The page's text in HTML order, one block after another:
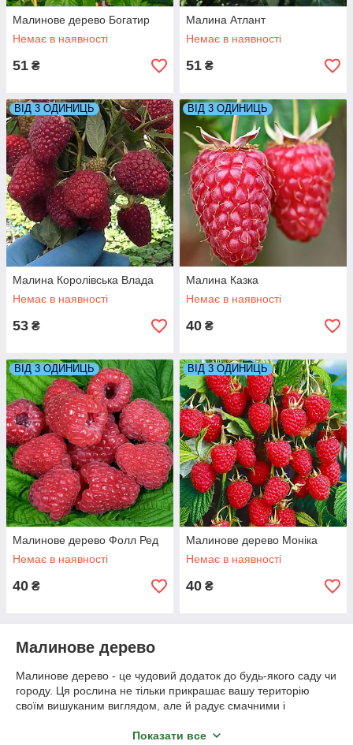
Малинове дерево Богатир
Немає в наявності
51 ₴
Малина Атлант
Немає в наявності
51 ₴
ВІД 3 ОДИНИЦЬ
Малина Королівська Влада
Немає в наявності
53 ₴
ВІД 3 ОДИНИЦЬ
Малина Казка
Немає в наявності
40 ₴
ВІД 3 ОДИНИЦЬ
Малинове дерево Фолл Ред
Немає в наявності
40 ₴
ВІД 3 ОДИНИЦЬ
Малинове дерево Моніка
Немає в наявності
40 ₴
Малинове дерево
Малинове дерево - це чудовий додаток до будь-якого саду чи
городу. Ця рослина не тільки прикрашає вашу територію
своїм вишуканим виглядом, але й радує смачними і
магазині - це легко та зручно. Замовити саджанці малинового
Показати все